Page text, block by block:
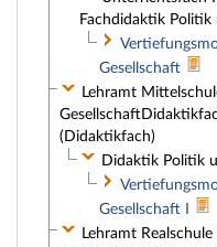
Fachdidaktik Politik
Gesellschaft
Lehramt
(Didaktikfach)
Didaktik Politik
Gesellschaft I
Lehramt